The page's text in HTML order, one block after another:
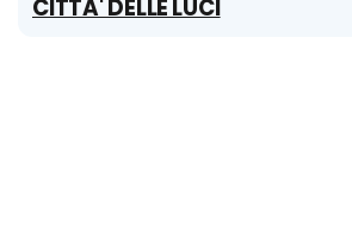
CITTA' DELLE LUCI